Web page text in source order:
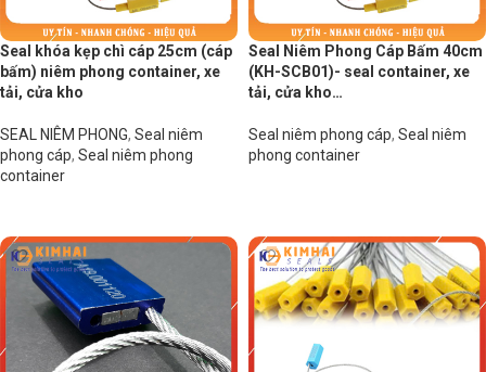
Seal khóa kẹp chì cáp 25cm (cáp
bấm) niêm phong container, xe
tải, cửa kho
SEAL NIÊM PHONG, Seal niêm
phong cáp, Seal niêm phong
container
Seal Niêm Phong Cáp Bấm 40cm
(KH-SCB01)- seal container, xe
tải, cửa kho…
Seal niêm phong cáp, Seal niêm
phong container